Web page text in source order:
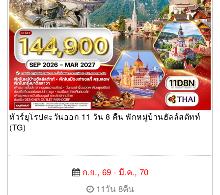
ทัวร์ยุโรปตะวันออก 11 วัน 8 คืน พักหมู่บ้านฮัลล์สตัทท์
(TG)
ก.ย., 69 - มี.ค., 70
11วัน 8คืน